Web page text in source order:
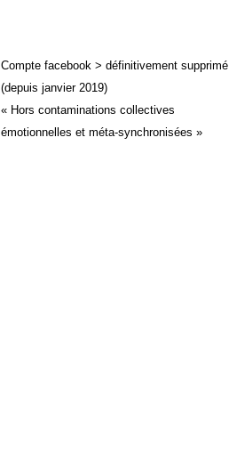
Compte facebook > définitivement supprimé
(depuis janvier 2019)
« Hors contaminations collectives
émotionnelles et méta-synchronisées »